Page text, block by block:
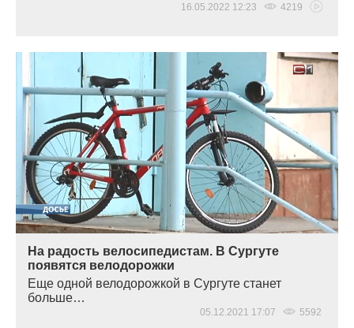
16.05.2022 12:23 4219
На радость велосипедистам. В Сургуте
появятся велодорожки
Еще одной велодорожкой в Сургуте станет
больше…
05.12.2021 17:07 5592